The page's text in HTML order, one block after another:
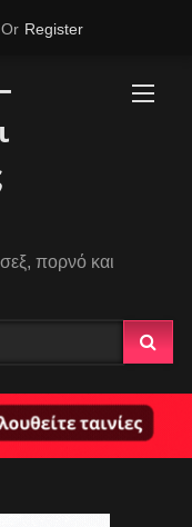
Or Register
πορνό και